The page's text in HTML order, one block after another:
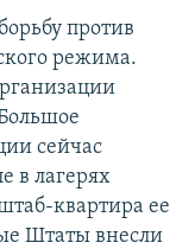
против
режима.
сейчас
в лагерях
квартира ее
Штаты внесли